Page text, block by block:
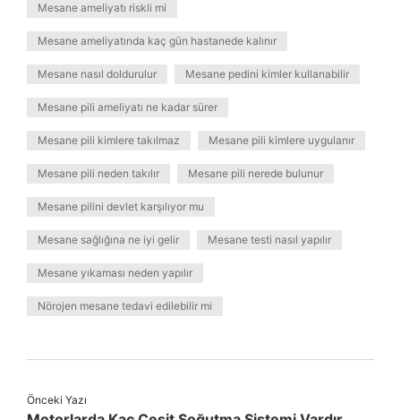
Mesane ameliyatı riskli mi
Mesane ameliyatında kaç gün hastanede kalınır
Mesane nasıl doldurulur Mesane pedini kimler kullanabilir
Mesane pili ameliyatı ne kadar sürer
Mesane pili kimlere takılmaz Mesane pili kimlere uygulanır
Mesane pili neden takılır Mesane pili nerede bulunur
Mesane pilini devlet karşılıyor mu
Mesane sağlığına ne iyi gelir Mesane testi nasıl yapılır
Mesane yıkaması neden yapılır
Nörojen mesane tedavi edilebilir mi
Önceki Yazı